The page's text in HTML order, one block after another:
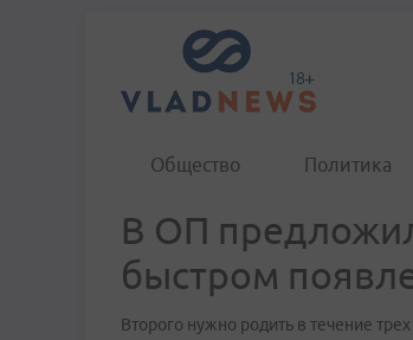
Общество Политика
В ОП
быстром
Второго нужно родить в течение